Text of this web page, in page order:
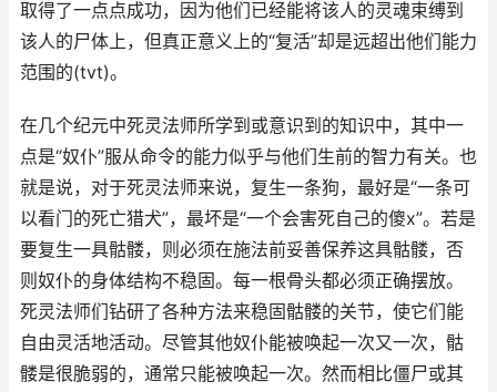
取得了一点点成功，因为他们已经能将该人的灵魂束缚到
该人的尸体上，但真正意义上的“复活”却是远超出他们能力
范围的(tvt)。
在几个纪元中死灵法师所学到或意识到的知识中，其中一
点是“奴仆”服从命令的能力似乎与他们生前的智力有关。也
就是说，对于死灵法师来说，复生一条狗，最好是“一条可
以看门的死亡猎犬”，最坏是“一个会害死自己的傻x”。若是
要复生一具骷髅，则必须在施法前妥善保养这具骷髅，否
则奴仆的身体结构不稳固。每一根骨头都必须正确摆放。
死灵法师们钻研了各种方法来稳固骷髅的关节，使它们能
自由灵活地活动。尽管其他奴仆能被唤起一次又一次，骷
髅是很脆弱的，通常只能被唤起一次。然而相比僵尸或其